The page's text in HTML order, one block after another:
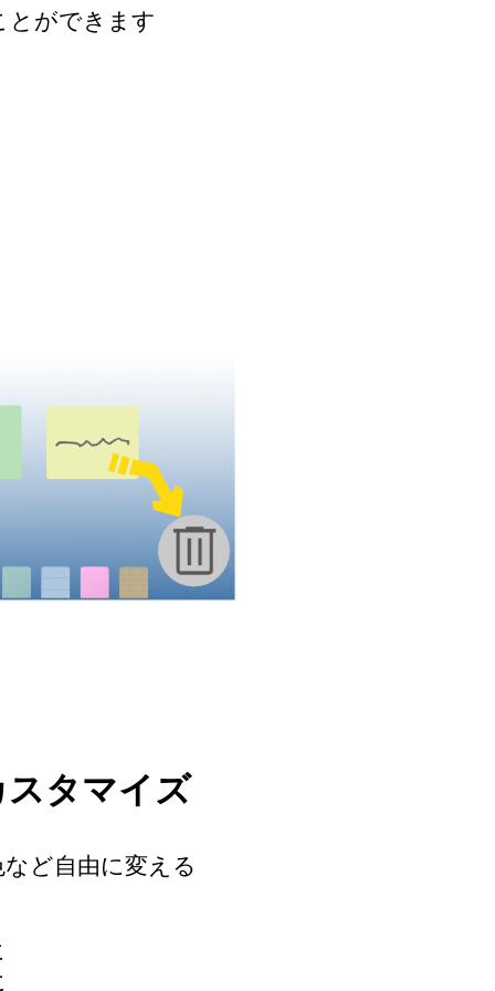
とができます
タマイズ
ど自由に変える